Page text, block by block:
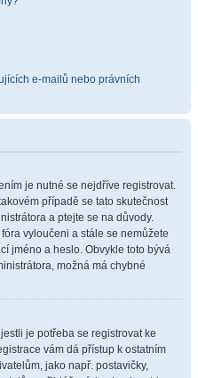
e-mailů nebo právních
je nutné se nejdříve registrovat.
případě se tato skutečnost
a ptejte se na důvody.
vyloučeni a stále se nemůžete
jméno a heslo. Obvykle toto bývá
možná má chybné
je potřeba se registrovat ke
vám dá přístup k ostatním
jako např. postavičky,